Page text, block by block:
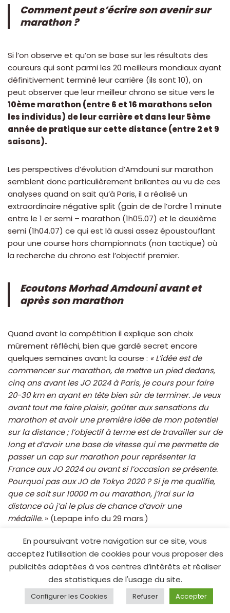
Comment peut s’écrire son avenir sur
marathon ?
Si l’on observe et qu’on se base sur les résultats des
coureurs qui sont parmi les 20 meilleurs mondiaux ayant
définitivement terminé leur carrière (ils sont 10), on
peut observer que leur meilleur chrono se situe vers le
10ème marathon (entre 6 et 16 marathons selon
les individus) de leur carrière et dans leur 5ème
année de pratique sur cette distance (entre 2 et 9
saisons).
Les perspectives d’évolution d’Amdouni sur marathon
semblent donc particulièrement brillantes au vu de ces
analyses quand on sait qu’à Paris, il a réalisé un
extraordinaire négative split (gain de de l’ordre 1 minute
entre le 1 er semi – marathon (1h05.07) et le deuxième
semi (1h04.07) ce qui est là aussi assez époustouflant
pour une course hors championnats (non tactique) où
la recherche du chrono est l’objectif premier.
Ecoutons Morhad Amdouni avant et
après son marathon
Quand avant la compétition il explique son choix
mûrement réfléchi, bien que gardé secret encore
quelques semaines avant la course : « L’idée est de
commencer sur marathon, de mettre un pied dedans,
cinq ans avant les JO 2024 à Paris, je cours pour faire
20-30 km en ayant en tête bien sûr de terminer. Je veux
avant tout me faire plaisir, goûter aux sensations du
marathon et avoir une première idée de mon potentiel
sur la distance ; l’objectif à terme est de travailler sur de
long et d’avoir une base de vitesse qui me permette de
passer un cap sur marathon pour représenter la
France aux JO 2024 ou avant si l’occasion se présente.
Pourquoi pas aux JO de Tokyo 2020 ? Si je me qualifie,
que ce soit sur 10000 m ou marathon, j’irai sur la
distance où j’ai le plus de chance d’avoir une
médaille. » (Lepape info du 29 mars.)
Quentin Guillon dans VO² running du 14 avril 2019 nous
raconte la course : « Quand le lièvre s’est écarté au
26ème, le champion d’Europe a alors accéléré…Il réalisa
30’16 entre le 30ème et le 40 ème (et même 15’04 du
èmeau 40ème du côté de Boulogne où les
En poursuivant votre navigation sur ce site, vous
acceptez l’utilisation de cookies pour vous proposer des
publicités adaptées à vos centres d’intérêts et réaliser
des statistiques de l'usage du site.
Configurer les Cookies Refuser Accepter